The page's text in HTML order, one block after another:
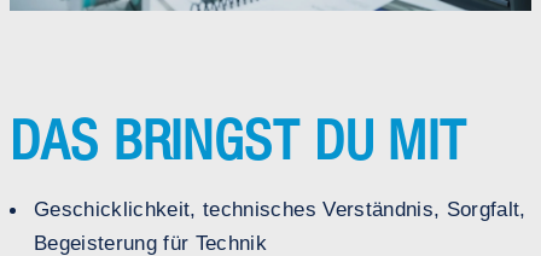
DAS BRINGST DU MIT
Geschicklichkeit, technisches Verständnis, Sorgfalt,
Begeisterung für Technik